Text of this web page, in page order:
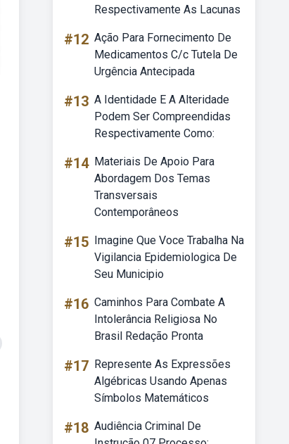
Respectivamente As Lacunas
#12 Ação Para Fornecimento De
Medicamentos C/c Tutela De
Urgência Antecipada
#13 A Identidade E A Alteridade
Podem Ser Compreendidas
Respectivamente Como:
#14 Materiais De Apoio Para
Abordagem Dos Temas
Transversais
Contemporâneos
#15 Imagine Que Voce Trabalha Na
Vigilancia Epidemiologica De
Seu Municipio
#16 Caminhos Para Combate A
Intolerância Religiosa No
Brasil Redação Pronta
#17 Represente As Expressões
Algébricas Usando Apenas
Símbolos Matemáticos
#18 Audiência Criminal De